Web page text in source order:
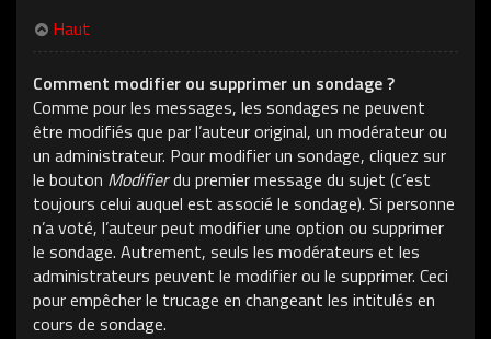
Haut
Comment modifier ou supprimer un sondage ?
Comme pour les messages, les sondages ne peuvent
être modifiés que par l’auteur original, un modérateur ou
un administrateur. Pour modifier un sondage, cliquez sur
le bouton Modifierdu premier message du sujet (c’est
toujours celui auquel est associé le sondage). Si personne
n’a voté, l’auteur peut modifier une option ou supprimer
le sondage. Autrement, seuls les modérateurs et les
administrateurs peuvent le modifier ou le supprimer. Ceci
pour empêcher le trucage en changeant les intitulés en
cours de sondage.